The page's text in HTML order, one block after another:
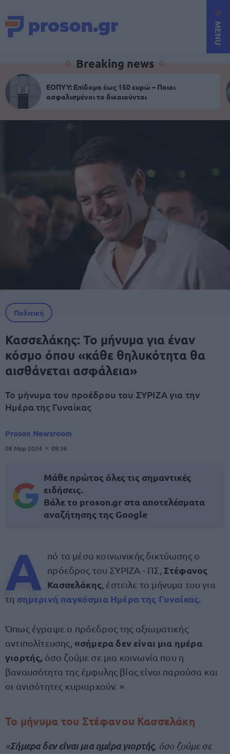
MENU
Breaking news
ΕΟΠΥΥ: Επίδομα έως 150 ευρώ – Ποιοι
ασφαλισμένοι το δικαιούνται
Πολιτική
Κασσελάκης: Το μήνυμα για έναν
κόσμο όπου «κάθε θηλυκότητα θα
αισθάνεται ασφάλεια»
Το μήνυμα του προέδρου του ΣΥΡΙΖΑ για την
Ημέρα της Γυναίκας
Proson Newsroom
08 Μαρ 2024 09:36
Μάθε πρώτος όλες τις σημαντικές
ειδήσεις.
Βάλε το proson.gr στα αποτελέσματα
αναζήτησης της Google
Α πό τα μέσα κοινωνικής δικτύωσης ο
πρόεδρος του ΣΥΡΙΖΑ - ΠΣ, Στέφανος
Κασσελάκης , έστειλε το μήνυμα του για
τη σημερινή παγκόσμια Ημέρα της Γυναίκας.
Όπως έγραψε ο πρόεδρος της αξιωματικής
αντιπολίτευσης, «σήμερα δεν είναι μια ημέρα
γιορτής, όσο ζούμε σε μια κοινωνία που η
βαναυσότητα της έμφυλης βίας είναι παρούσα και
οι ανισότητες κυριαρχούν. »
Το μήνυμα του Στέφανου Κασσελάκη
«Σήμερα δεν είναι μια ημέρα γιορτής, όσο ζούμε σε